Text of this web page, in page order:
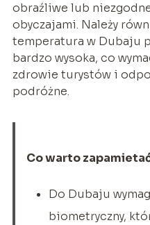
obraźliwe lub
obyczajami. Należy
temperatura w Dubaju
bardzo wysoka, co
zdrowie turystów i
podróżne.
Co warto
Do Dubaju
biometryczny,